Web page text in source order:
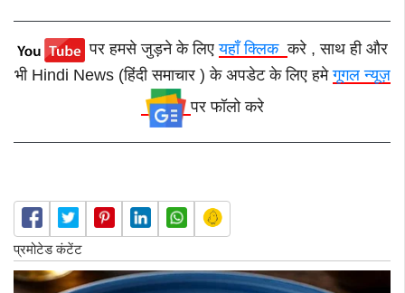
पर हमसे जुड़ने के लिएयहाँ क्लिककरे , साथ ही और
भी Hindi News (हिंदी समाचार ) के अपडेट के लिए हमेगूगल न्यूज़
पर फॉलो करे